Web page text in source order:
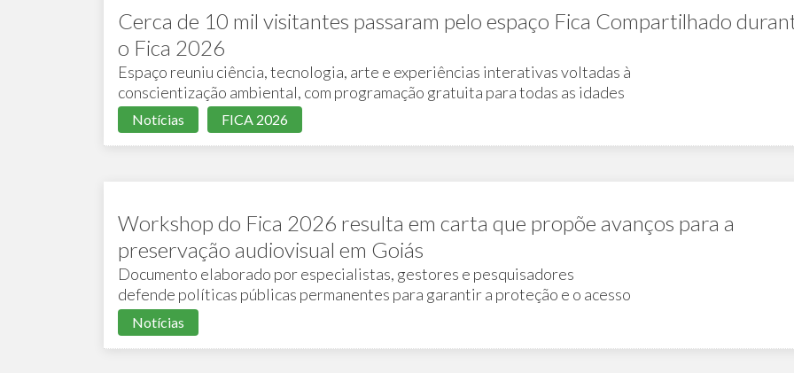
Cerca de 10 mil visitantes passaram pelo espaço Fica Compartilhado
o Fica 2026
Espaço reuniu ciência, tecnologia, arte e experiências interativas voltadas à
conscientização ambiental, com programação gratuita para todas as idades
Notícias FICA 2026
Workshop do Fica 2026 resulta em carta que propõe avanços para a
preservação audiovisual em Goiás
Documento elaborado por especialistas, gestores e pesquisadores
defende políticas públicas permanentes para garantir a proteção e o acesso
ao patrimônio audiovisual
Notícias